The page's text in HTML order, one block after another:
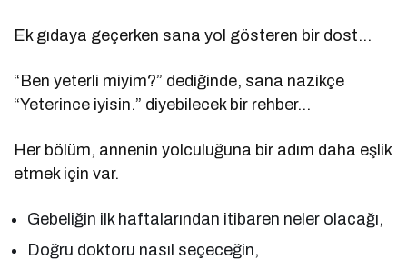
Ek gıdaya geçerken sana yol gösteren bir dost…
“Ben yeterli miyim?” dediğinde, sana nazikçe
“Yeterince iyisin.” diyebilecek bir rehber…
Her bölüm, annenin yolculuğuna bir adım daha eşlik
etmek için var.
Gebeliğin ilk haftalarından itibaren neler olacağı,
Doğru doktoru nasıl seçeceğin,